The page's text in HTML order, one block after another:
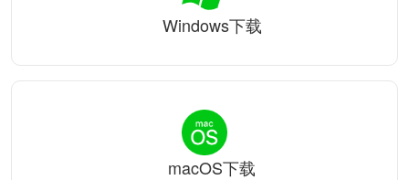
Windows下载
macOS下载